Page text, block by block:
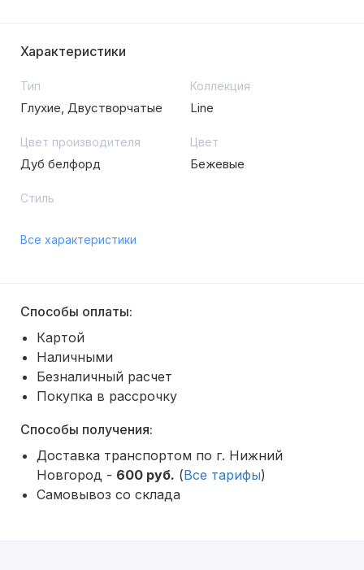
Характеристики
Тип
Глухие, Двустворчатые
Коллекция
Line
Цвет производителя
Дуб белфорд
Цвет
Бежевые
Стиль
Все характеристики
Способы оплаты:
Картой
Наличными
Безналичный расчет
Покупка в рассрочку
Способы получения:
Доставка транспортом по г. Нижний
Новгород - 600 руб. (Все тарифы)
Самовывоз со склада